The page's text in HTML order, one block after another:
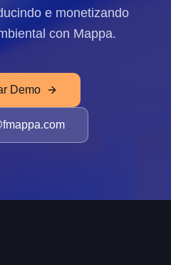
e monetizando
con Mappa.
Demo